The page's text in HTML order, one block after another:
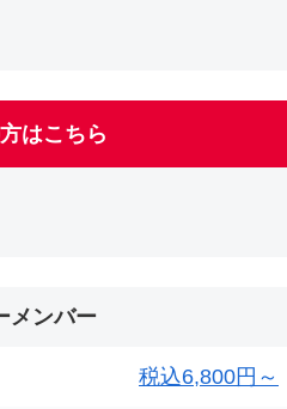
はこちら
メンバー
税込6,800円～